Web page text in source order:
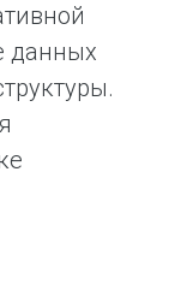
данных